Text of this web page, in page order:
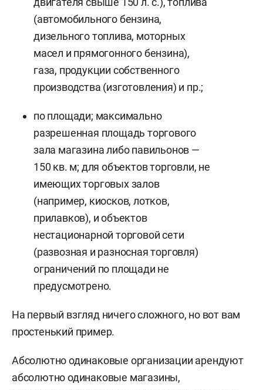
(автомобильного бензина,
дизельного топлива, моторных
масел и прямогонного бензина),
газа, продукции собственного
производства (изготовления) и пр.;
по площади; максимально
разрешенная площадь торгового
зала магазина либо павильонов —
150 кв. м; для объектов торговли, не
имеющих торговых залов
(например, киосков, лотков,
прилавков), и объектов
нестационарной торговой сети
(развозная и разносная торговля)
ограничений по площади не
предусмотрено.
На первый взгляд ничего сложного, но вот вам
простенький пример.
Абсолютно одинаковые организации арендуют
абсолютно одинаковые магазины,